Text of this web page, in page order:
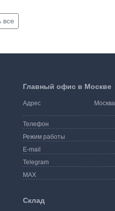
все
Главный офис в Москве
Адрес
Телефон
Режим работы
E-mail
Telegram
MAX
Склад